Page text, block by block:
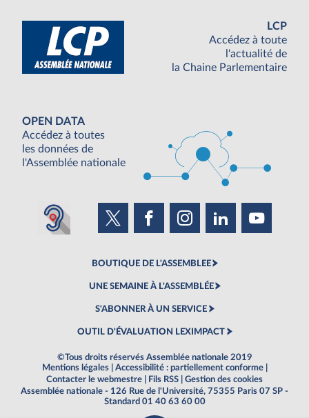
LCP
Accédez à toute
l'actualité de
la Chaine Parlementaire
OPEN DATA
Accédez à toutes
les données de
l'Assemblée nationale
BOUTIQUE DE L'ASSEMBLEE
UNE SEMAINE À L'ASSEMBLÉE
S'ABONNER À UN SERVICE
OUTIL D'ÉVALUATION LEXIMPACT
©Tous droits réservés Assemblée nationale 2019
Mentions légales
Accessibilité : partiellement conforme
Contacter le webmestre
Fils RSS
Gestion des cookies
Assemblée nationale - 126 Rue de l'Université, 75355 Paris 07 SP -
Standard 01 40 63 60 00